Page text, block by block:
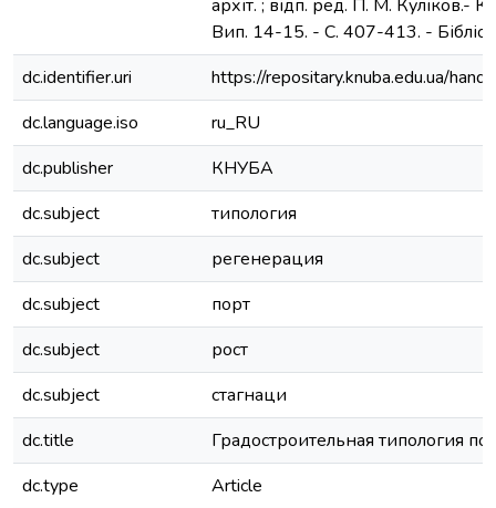
архіт. ; відп. ред. П. М. Куліков.-
Вип. 14-15. - С. 407-413. -
dc.identifier.uri
https://repositary.knuba.edu.ua/
dc.language.iso
ru_RU
dc.publisher
КНУБА
dc.subject
типология
dc.subject
регенерация
dc.subject
порт
dc.subject
рост
dc.subject
стагнаци
dc.title
Градостроительная типология
dc.type
Article